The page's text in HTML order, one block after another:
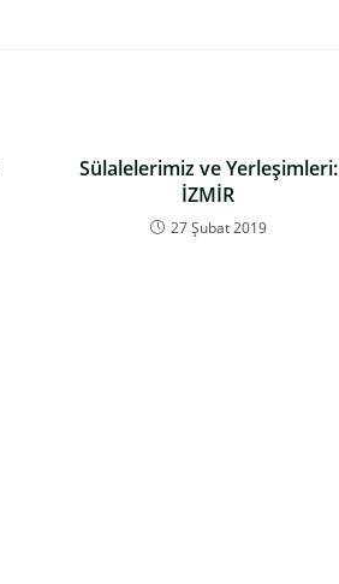
Sülalelerimiz ve Yerleşimleri:
İZMİR
27 Şubat 2019